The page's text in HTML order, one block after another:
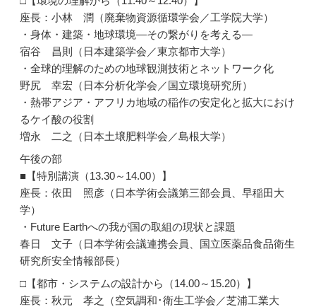
座長：小林 潤（廃棄物資源循環学会／工学院大学）
・身体・建築・地球環境―その繋がりを考える―
宿谷 昌則（日本建築学会／東京都市大学）
・全球的理解のための地球観測技術とネットワーク化
野尻 幸宏（日本分析化学会／国立環境研究所）
・熱帯アジア・アフリカ地域の稲作の安定化と拡大におけ
るケイ酸の役割
増永 二之（日本土壌肥料学会／島根大学）
午後の部
■【特別講演（13.30～14.00）】
座長：依田 照彦（日本学術会議第三部会員、早稲田大
学）
・Future Earthへの我が国の取組の現状と課題
春日 文子（日本学術会議連携会員、国立医薬品食品衛生
研究所安全情報部長）
□【都市・システムの設計から（14.00～15.20）】
座長：秋元 孝之（空気調和･衛生工学会／芝浦工業大